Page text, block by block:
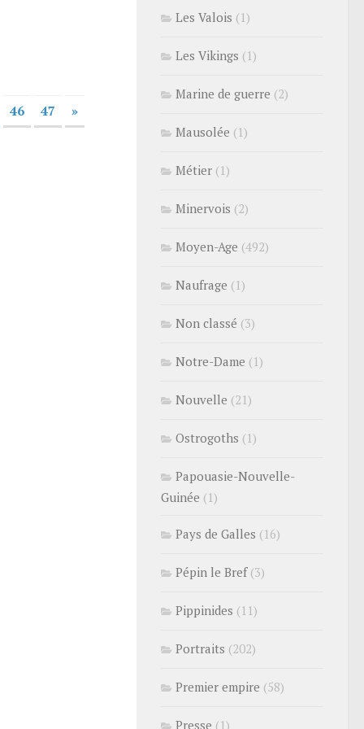
46 47 »
Les Valois (1)
Les Vikings (1)
Marine de guerre (2)
Mausolée (1)
Métier (1)
Minervois (2)
Moyen-Age (492)
Naufrage (1)
Non classé (3)
Notre-Dame (1)
Nouvelle (21)
Ostrogoths (1)
Papouasie-Nouvelle-
Guinée (1)
Pays de Galles (16)
Pépin le Bref(3)
Pippinides (11)
Portraits (202)
Premier empire (58)
Presse (1)